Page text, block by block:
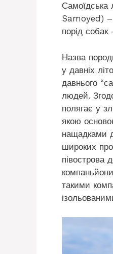
Самоїдська
Samoyed) –
порід
Назва
у давніх
давнього
людей.
полягає у
якою
нащадками
широких
півострова
такими